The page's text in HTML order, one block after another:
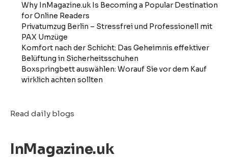
Why InMagazine.uk Is Becoming a Popular Destination
for Online Readers
Privatumzug Berlin – Stressfrei und Professionell mit
PAX Umzüge
Komfort nach der Schicht: Das Geheimnis effektiver
Belüftung in Sicherheitsschuhen
Boxspringbett auswählen: Worauf Sie vor dem Kauf
wirklich achten sollten
Read daily blogs
InMagazine.uk